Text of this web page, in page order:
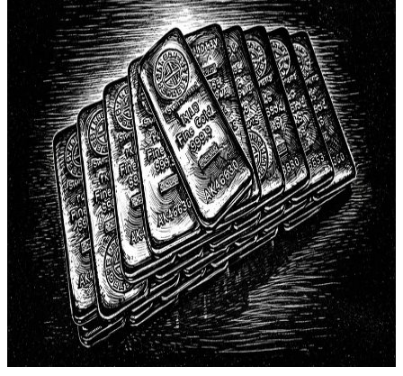
في إحدى المرات، استعانت بي مؤسسة في دولة خليجية كمترجم
مصاحب لوفد ألماني أثناء زيارته لمرافقها، الملفت أن الوفد لم يخف
اندهاشه المتكرر من مستوى التجهيزات التي كانت على أعلى
مستوى، والإنفاق الذي بدا وكأنه بلا سقف، فضلاً عن بحبوحة العيش
التي تظهر آثار نعمتها على تنظيم الشوارع ونظافتها والبنى التحتية
المتطورة والأمان شبه المطلق […]
ألمانيا 1923 الأزمات المالية
التضخم
Ahmad OkbelbabAhmad Okbelbabauthor
عرض الملف
الشخصي
٢١ ديسمبر ٢٠٢٥